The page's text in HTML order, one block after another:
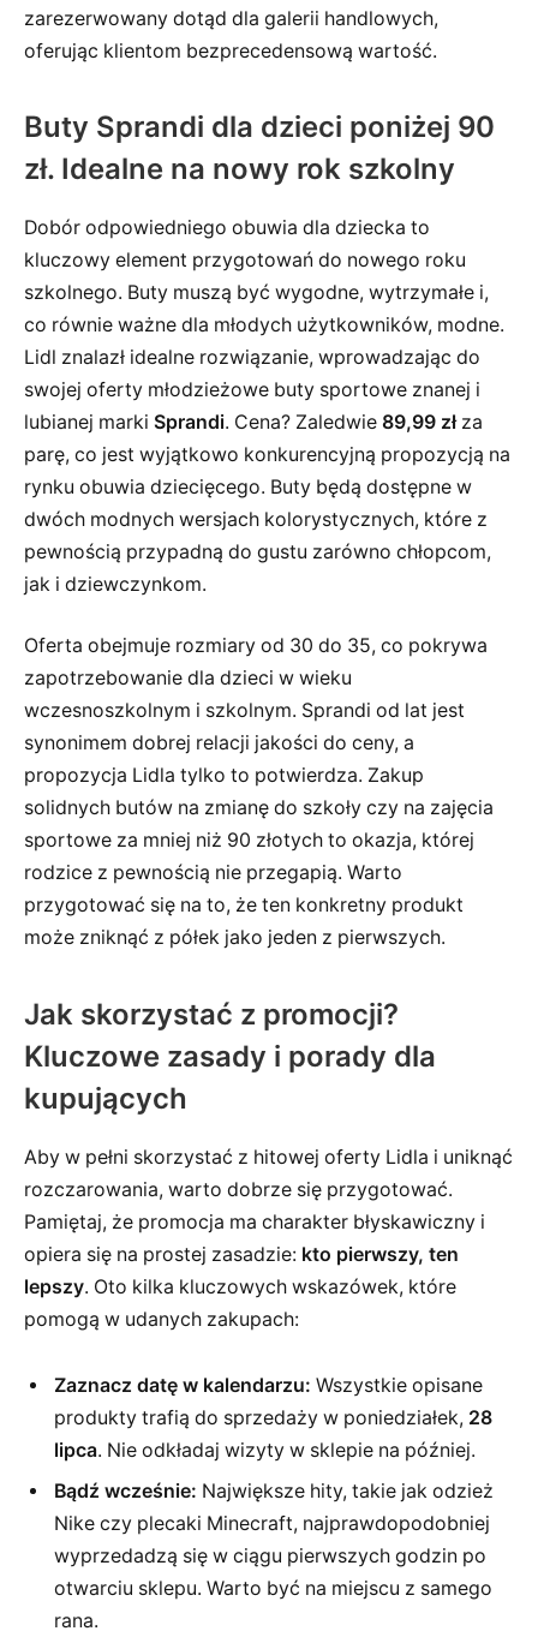
zarezerwowany dotąd dla galerii handlowych,
oferując klientom bezprecedensową wartość.
Buty Sprandi dla dzieci poniżej 90
zł. Idealne na nowy rok szkolny
Dobór odpowiedniego obuwia dla dziecka to
kluczowy element przygotowań do nowego roku
szkolnego. Buty muszą być wygodne, wytrzymałe i,
co równie ważne dla młodych użytkowników, modne.
Lidl znalazł idealne rozwiązanie, wprowadzając do
swojej oferty młodzieżowe buty sportowe znanej i
lubianej marki Sprandi. Cena? Zaledwie 89,99 złza
parę, co jest wyjątkowo konkurencyjną propozycją na
rynku obuwia dziecięcego. Buty będą dostępne w
dwóch modnych wersjach kolorystycznych, które z
pewnością przypadną do gustu zarówno chłopcom,
jak i dziewczynkom.
Oferta obejmuje rozmiary od 30 do 35, co pokrywa
zapotrzebowanie dla dzieci w wieku
wczesnoszkolnym i szkolnym. Sprandi od lat jest
synonimem dobrej relacji jakości do ceny, a
propozycja Lidla tylko to potwierdza. Zakup
solidnych butów na zmianę do szkoły czy na zajęcia
sportowe za mniej niż 90 złotych to okazja, której
rodzice z pewnością nie przegapią. Warto
przygotować się na to, że ten konkretny produkt
może zniknąć z półek jako jeden z pierwszych.
Jak skorzystać z promocji?
Kluczowe zasady i porady dla
kupujących
Aby w pełni skorzystać z hitowej oferty Lidla i uniknąć
rozczarowania, warto dobrze się przygotować.
Pamiętaj, że promocja ma charakter błyskawiczny i
opiera się na prostej zasadzie: kto pierwszy, ten
lepszy. Oto kilka kluczowych wskazówek, które
pomogą w udanych zakupach:
Zaznacz datę w kalendarzu: Wszystkie opisane
produkty trafią do sprzedaży w poniedziałek, 28
lipca. Nie odkładaj wizyty w sklepie na później.
Bądź wcześnie: Największe hity, takie jak odzież
Nike czy plecaki Minecraft, najprawdopodobniej
wyprzedadzą się w ciągu pierwszych godzin po
otwarciu sklepu. Warto być na miejscu z samego
rana.